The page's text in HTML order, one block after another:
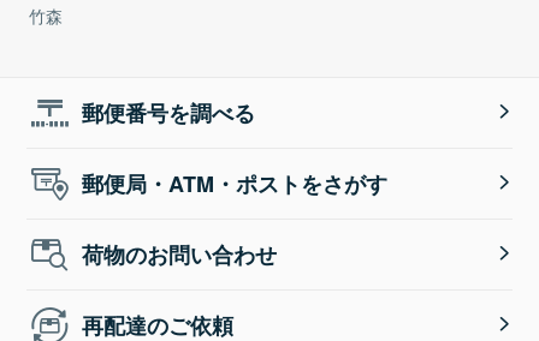
竹森
郵便番号を調べる
郵便局・ATM・ポストをさがす
荷物のお問い合わせ
再配達のご依頼